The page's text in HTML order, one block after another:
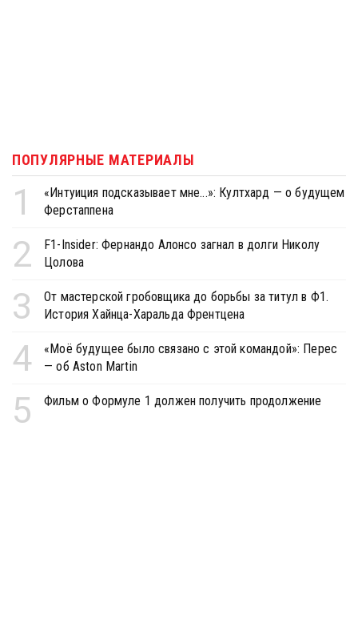
ПОПУЛЯРНЫЕ МАТЕРИАЛЫ
1
«Интуиция подсказывает мне...»: Култхард — о будущем
Ферстаппена
2
F1-Insider: Фернандо Алонсо загнал в долги Николу
Цолова
3
От мастерской гробовщика до борьбы за титул в Ф1.
История Хайнца-Харальда Френтцена
4
«Моё будущее было связано с этой командой»: Перес
— об Aston Martin
5 Фильм о Формуле 1 должен получить продолжение